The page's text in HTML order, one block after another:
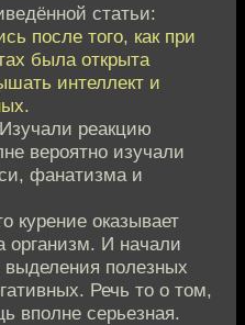
статьи:
после того, как при
была открыта
интеллект и
реакцию
вероятно изучали
фанатизма и
курение оказывает
организм. И начали
выделения полезных
Речь то о том,
вполне серьезная.